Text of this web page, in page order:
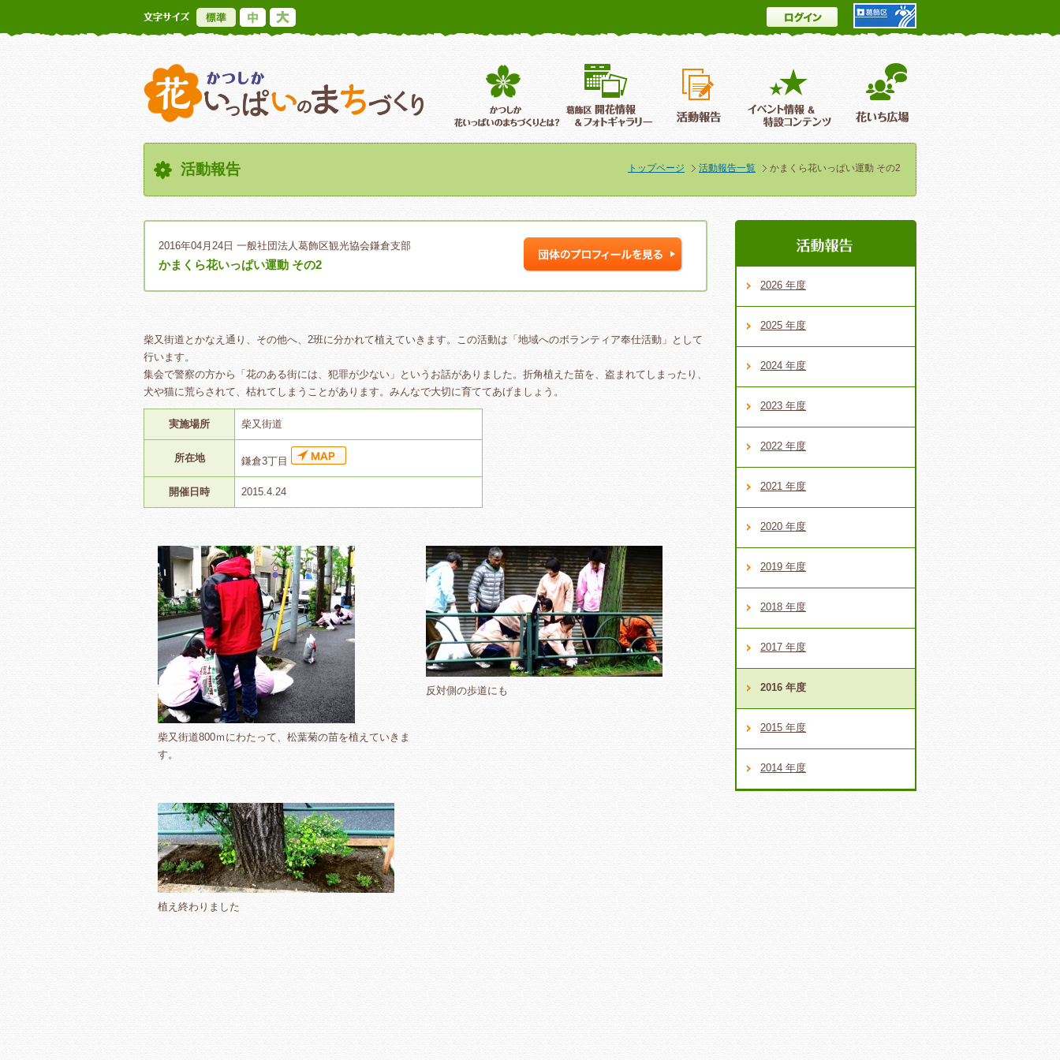
標準 ログイン
かつしか花いっぱいのまちづくり葛飾区花いっぱいのまちづくりとは葛飾区開花情報＆フォトギャラリー イベント情報 ＆特設コンテンツ
活動報告 トップページ 活動報告一覧 かまくら花いっぱい運動 その2
2016年04月24日 一般社団法人葛飾区観光協会鎌倉支部
かまくら花いっぱい運動 その2
柴又街道とかなえ通り、その他へ、2班に分かれて植えていきます。この活動は「地域へのボランティア奉仕活動」として
行います。
集会で警察の方から「花のある街には、犯罪が少ない」というお話がありました。折角植えた苗を、盗まれてしまったり、
犬や猫に荒らされて、枯れてしまうことがあります。みんなで大切に育ててあげましょう。
実施場所 柴又街道
所在地 鎌倉3丁目
開催日時 2015.4.24
柴又街道800ｍにわたって、松葉菊の苗を植えていきま
す。
反対側の歩道にも
植え終わりました
2026 年度
2025 年度
2024 年度
2023 年度
2022 年度
2021 年度
2020 年度
2019 年度
2018 年度
2017 年度
2016 年度
2015 年度
2014 年度